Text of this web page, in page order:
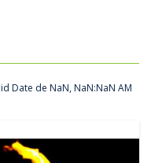
Date de NaN, NaN:NaN AM